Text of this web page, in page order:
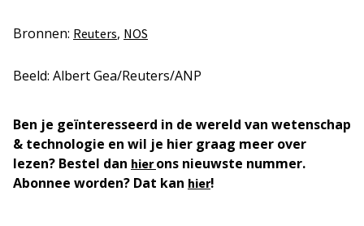
Bronnen: Reuters, NOS
Beeld: Albert Gea/Reuters/ANP
Ben je geïnteresseerd in de wereld van wetenschap
& technologie en wil je hier graag meer over
lezen? Bestel dan hierons nieuwste nummer.
Abonnee worden? Dat kan hier!